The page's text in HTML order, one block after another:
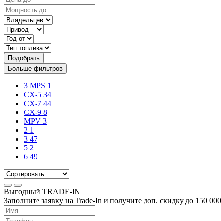
Подобрать
Больше фильтров
3 MPS 1
CX-5 34
CX-7 44
CX-9 8
MPV 3
2 1
3 47
5 2
6 49
Выгодный TRADE-IN
Заполните заявку на Trade-In и получите доп. скидку до 150 000